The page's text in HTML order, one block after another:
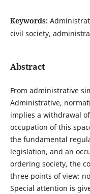
Keywords:
civil society,
Abstract
From administrative
Administrative,
implies a withdrawal
occupation of this
the fundamental
legislation, and an
ordering society, the
three points of view:
Special attention is